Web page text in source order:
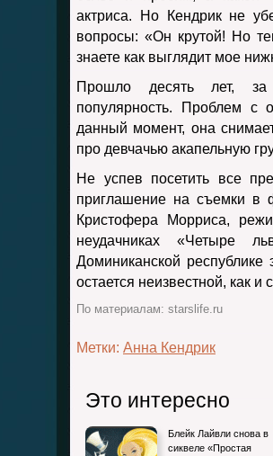
актриса. Но Кендрик не
вопросы: «Он крутой! Но
знаете как выглядит мое
Прошло десять лет, за
популярность. Проблем с
данный момент, она
про девчачью акапельную
Не успев посетить все
приглашение на съемки в
Кристофера Морриса,
неудачниках «Четыре
Доминиканской
остается неизвестной, как и
По материалам: starslife.ru
Метки: Анна Кендрик
Это интересно
Блейк Лайвли снова в
сиквеле «Простая